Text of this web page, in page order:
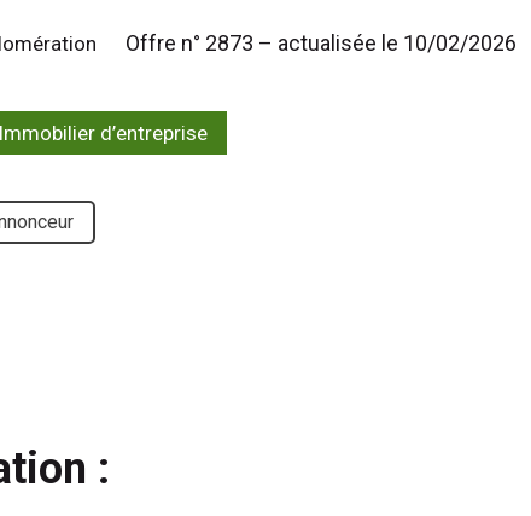
Offre n° 2873 – actualisée le 10/02/2026
Immobilier d’entreprise
: